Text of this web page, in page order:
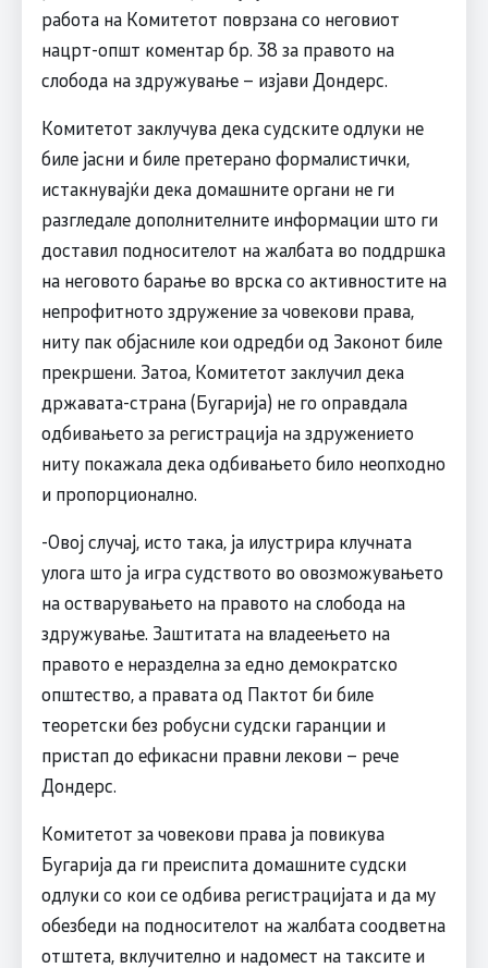
работа на Комитетот поврзана со неговиот
нацрт-општ коментар бр. 38 за правото на
слобода на здружување – изјави Дондерс.
Комитетот заклучува дека судските одлуки не
биле јасни и биле претерано формалистички,
истакнувајќи дека домашните органи не ги
разгледале дополнителните информации што ги
доставил подносителот на жалбата во поддршка
на неговото барање во врска со активностите на
непрофитното здружение за човекови права,
ниту пак објасниле кои одредби од Законот биле
прекршени. Затоа, Комитетот заклучил дека
државата-страна (Бугарија) не го оправдала
одбивањето за регистрација на здружението
ниту покажала дека одбивањето било неопходно
и пропорционално.
-Овој случај, исто така, ја илустрира клучната
улога што ја игра судството во овозможувањето
на остварувањето на правото на слобода на
здружување. Заштитата на владеењето на
правото е неразделна за едно демократско
општество, а правата од Пактот би биле
теоретски без робусни судски гаранции и
пристап до ефикасни правни лекови – рече
Дондерс.
Комитетот за човекови права ја повикува
Бугарија да ги преиспита домашните судски
одлуки со кои се одбива регистрацијата и да му
обезбеди на подносителот на жалбата соодветна
отштета, вклучително и надомест на таксите и